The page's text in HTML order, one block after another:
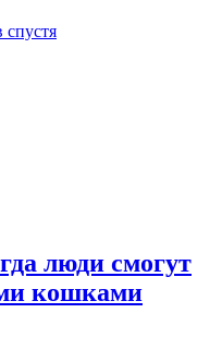
спустя
люди смогут
кошками